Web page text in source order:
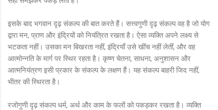
इसके बाद भगवान दृढ़ संकल्प की बात करते हैं। सत्त्वगुणी दृढ़ संकल्प वह है जो योग
द्वारा मन, प्राण और इंद्रियों को नियंत्रित रखता है। ऐसा व्यक्ति अपने लक्ष्य से
भटकता नहीं। उसका मन बिखरता नहीं, इंद्रियाँ उसे खींच नहीं लेतीं, और वह
आत्मोन्नति के मार्ग पर स्थिर रहता है। कृष्ण चेतना, साधना, अनुशासन और
आत्मनियंत्रण इसी प्रकार के संकल्प के लक्षण हैं। यह संकल्प बाहरी जिद नहीं,
भीतर की स्थिरता है।
रजोगुणी दृढ़ संकल्प धर्म, अर्थ और काम के फलों को पकड़कर रखता है। व्यक्ति